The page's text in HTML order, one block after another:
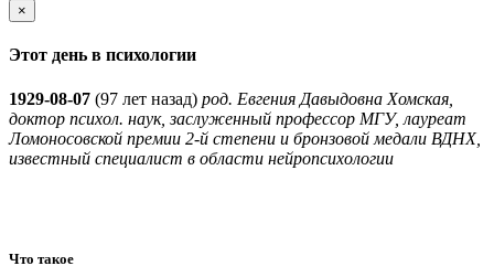
×
Этот день в психологии
1929-08-07 (97 лет назад) род. Евгения Давыдовна Хомская,
доктор психол. наук, заслуженный профессор МГУ, лауреат
Ломоносовской премии 2-й степени и бронзовой медали ВДНХ,
известный специалист в области нейропсихологии
Что такое